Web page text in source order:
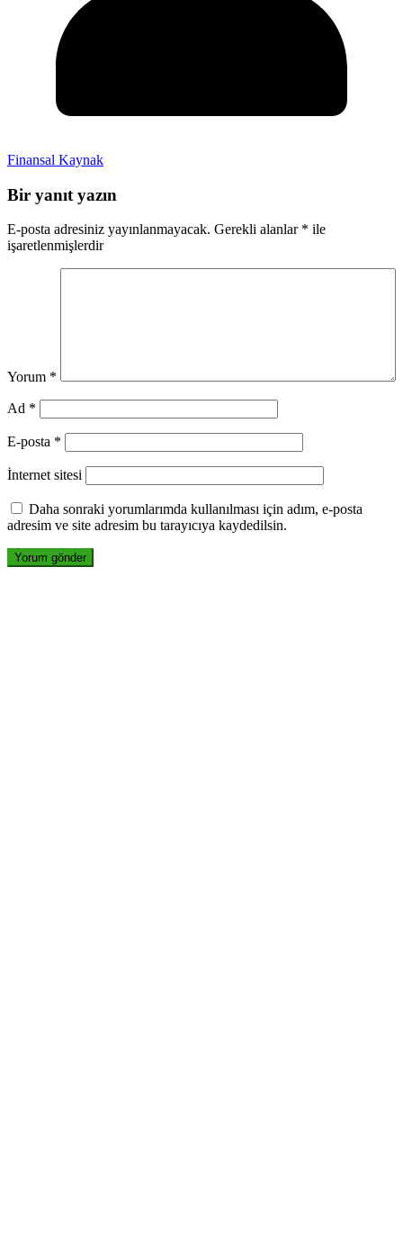
Finansal Kaynak
Bir yanıt yazın
E-posta adresiniz yayınlanmayacak. Gerekli alanlar * ile
işaretlenmişlerdir
Yorum *
Ad *
E-posta *
İnternet sitesi
Daha sonraki yorumlarımda kullanılması için adım, e-posta
adresim ve site adresim bu tarayıcıya kaydedilsin.